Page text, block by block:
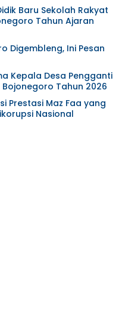
Baru Sekolah Rakyat
Tahun Ajaran
Digembleng, Ini Pesan
Kepala Desa Pengganti
Tahun 2026
Prestasi Maz Faa yang
Nasional